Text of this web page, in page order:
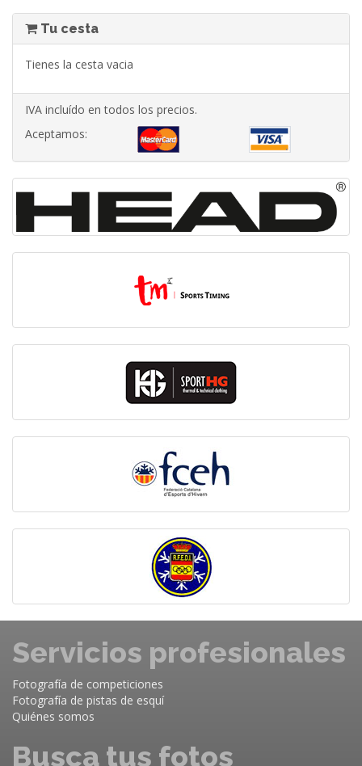
Tu cesta
Tienes la cesta vacia
IVA incluído en todos los precios.
Aceptamos:
Servicios profesionales
Fotografía de competiciones
Fotografía de pistas de esquí
Quiénes somos
Busca tus fotos